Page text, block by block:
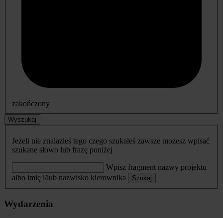
zakończony
Wyszukaj
Jeżeli nie znalazłeś tego czego szukałeś zawsze możesz wpisać
szukane słowo lub frazę poniżej
Wpisz fragment nazwy projektu
albo imię i/lub nazwisko kierownika
Szukaj
Wydarzenia